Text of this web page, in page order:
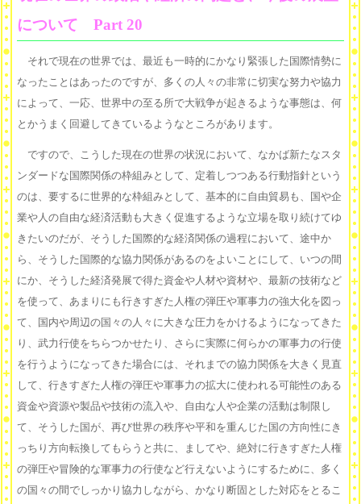
について Part 20
それで現在の世界では、最近も一時的にかなり緊張した国際情勢に
なったことはあったのですが、多くの人々の非常に切実な努力や協力
によって、一応、世界中の至る所で大戦争が起きるような事態は、何
とかうまく回避してきているようなところがあります。
ですので、こうした現在の世界の状況において、なかば新たなスタ
ンダードな国際関係の枠組みとして、定着しつつある行動指針という
のは、要するに世界的な枠組みとして、基本的に自由貿易も、国や企
業や人の自由な経済活動も大きく促進するような立場を取り続けてゆ
きたいのだが、そうした国際的な経済関係の過程において、途中か
ら、そうした国際的な協力関係があるのをよいことにして、いつの間
にか、そうした経済発展で得た資金や人材や資材や、最新の技術など
を使って、あまりにも行きすぎた人権の弾圧や軍事力の強大化を図っ
て、国内や周辺の国々の人々に大きな圧力をかけるようになってきた
り、武力行使をちらつかせたり、さらに実際に何らかの軍事力の行使
を行うようになってきた場合には、それまでの協力関係を大きく見直
して、行きすぎた人権の弾圧や軍事力の拡大に使われる可能性のある
資金や資源や製品や技術の流入や、自由な人や企業の活動は制限し
て、そうした国が、再び世界の秩序や平和を重んじた国の方向性にき
っちり方向転換してもらうと共に、ましてや、絶対に行きすぎた人権
の弾圧や冒険的な軍事力の行使など行えないようにするために、多く
の国々の間でしっかり協力しながら、かなり断固とした対応をとるこ